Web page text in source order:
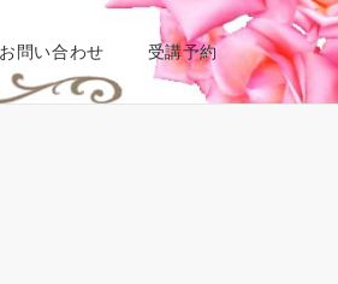
お問い合わせ 受講予約